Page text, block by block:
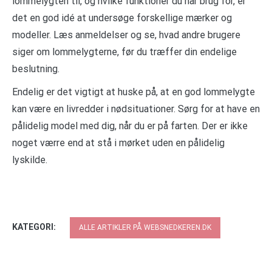
det en god idé at undersøge forskellige mærker og
modeller. Læs anmeldelser og se, hvad andre brugere
siger om lommelygterne, før du træffer din endelige
beslutning.
Endelig er det vigtigt at huske på, at en god lommelygte
kan være en livredder i nødsituationer. Sørg for at have en
pålidelig model med dig, når du er på farten. Der er ikke
noget værre end at stå i mørket uden en pålidelig
lyskilde.
KATEGORI: ALLE ARTIKLER PÅ WEBSNEDKEREN.DK